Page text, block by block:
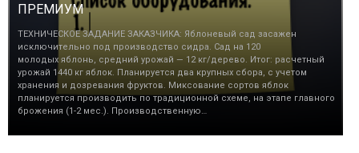
ПРЕМИУМ
ТЕХНИЧЕСКОЕ ЗАДАНИЕ ЗАКАЗЧИКА: Яблоневый сад засажен
исключительно под производство сидра. Сад на 120
молодых яблонь, средний урожай — 12 кг/дерево. Итог: расчетный
урожай 1440 кг яблок. Планируется два крупных сбора, с учетом
хранения и дозревания фруктов. Миксование сортов яблок
планируется производить по традиционной схеме, на этапе главного
брожения (1-2 мес.). Производственную…